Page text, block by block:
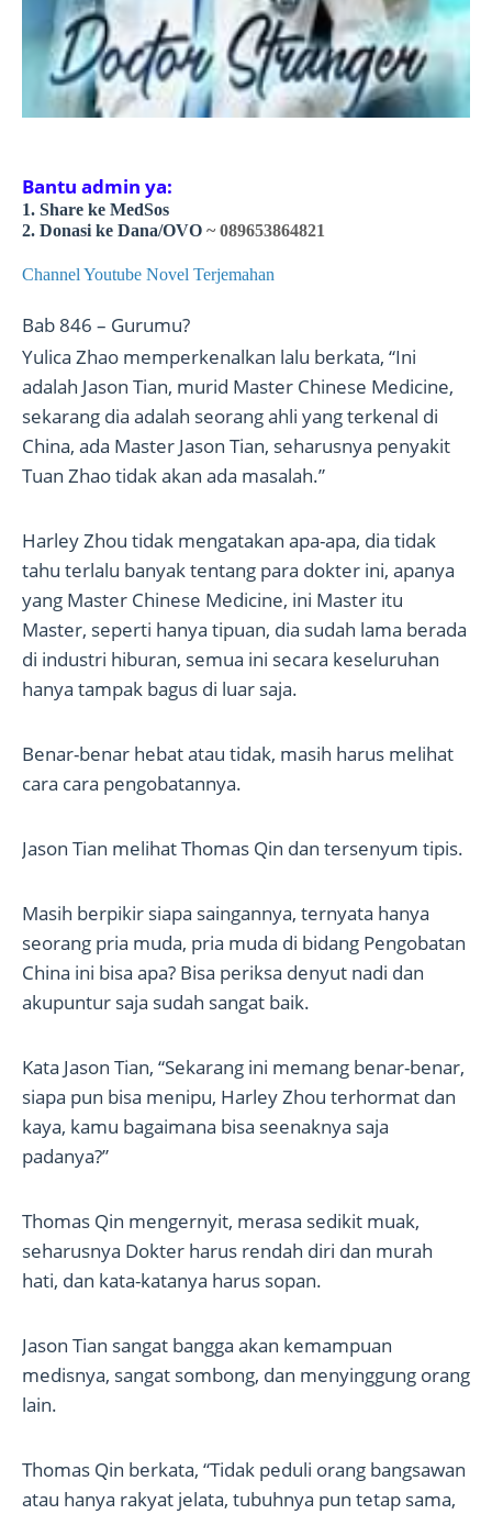
Bantu admin ya:
1. Share ke MedSos
2. Donasi ke Dana/OVO ~ 089653864821
Channel Youtube Novel Terjemahan
Bab 846 – Gurumu?
Yulica Zhao memperkenalkan lalu berkata, “Ini
adalah Jason Tian, murid Master Chinese Medicine,
sekarang dia adalah seorang ahli yang terkenal di
China, ada Master Jason Tian, seharusnya penyakit
Tuan Zhao tidak akan ada masalah.”
Harley Zhou tidak mengatakan apa-apa, dia tidak
tahu terlalu banyak tentang para dokter ini, apanya
yang Master Chinese Medicine, ini Master itu
Master, seperti hanya tipuan, dia sudah lama berada
di industri hiburan, semua ini secara keseluruhan
hanya tampak bagus di luar saja.
Benar-benar hebat atau tidak, masih harus melihat
cara cara pengobatannya.
Jason Tian melihat Thomas Qin dan tersenyum tipis.
Masih berpikir siapa saingannya, ternyata hanya
seorang pria muda, pria muda di bidang Pengobatan
China ini bisa apa? Bisa periksa denyut nadi dan
akupuntur saja sudah sangat baik.
Kata Jason Tian, “Sekarang ini memang benar-benar,
siapa pun bisa menipu, Harley Zhou terhormat dan
kaya, kamu bagaimana bisa seenaknya saja
padanya?”
Thomas Qin mengernyit, merasa sedikit muak,
seharusnya Dokter harus rendah diri dan murah
hati, dan kata-katanya harus sopan.
Jason Tian sangat bangga akan kemampuan
medisnya, sangat sombong, dan menyinggung orang
lain.
Thomas Qin berkata, “Tidak peduli orang bangsawan
atau hanya rakyat jelata, tubuhnya pun tetap sama,